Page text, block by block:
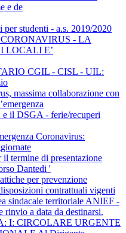
e de
studenti - a.s. 2019/2020
CORONAVIRUS - LA
LOCALI E’
CGIL - CISL - UIL:
massima collaborazione con
il DSGA - ferie/recuperi
Coronavirus:
termine di presentazione
Dantedi '
per prevenzione
contrattuali vigenti
sindacale territoriale ANIEF -
rinvio a data da destinarsi.
I: CIRCOLARE URGENTE